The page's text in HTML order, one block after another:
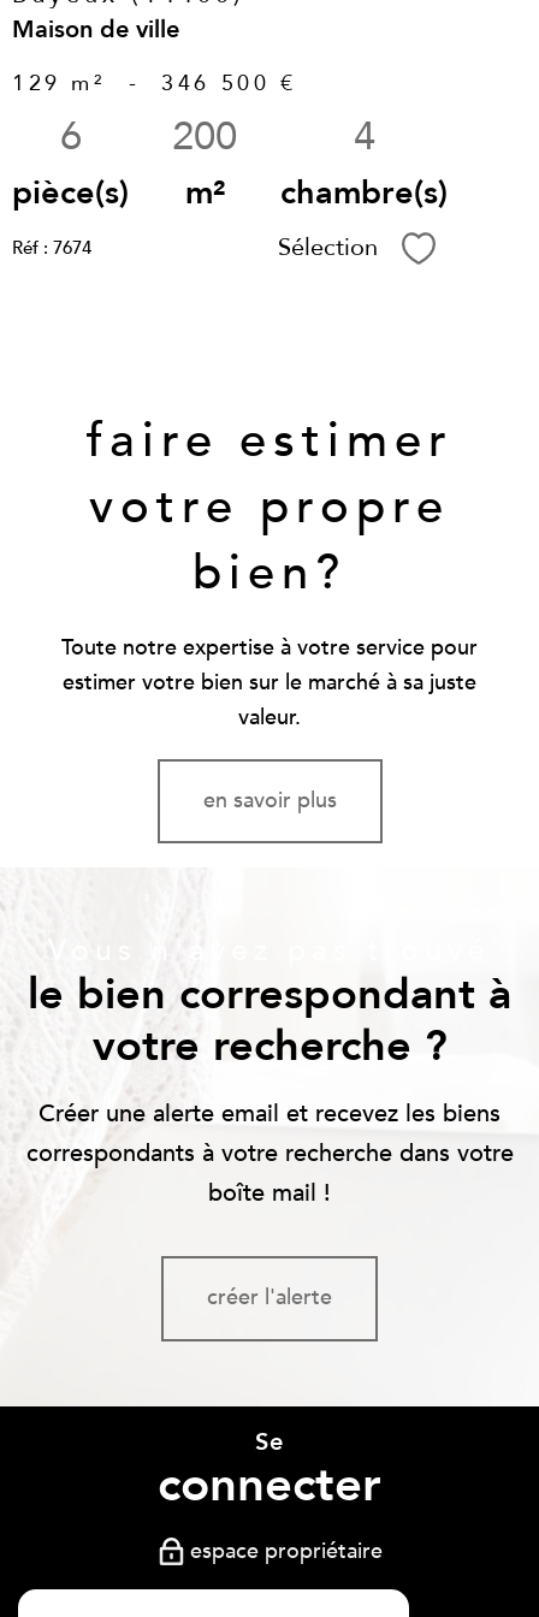
Maison de ville
129 m² - 346 500 €
6
pièce(s)
200
m²
4
chambre(s)
Réf : 7674 Sélection
faire estimer
votre propre
bien?
Toute notre expertise à votre service pour
estimer votre bien sur le marché à sa juste
valeur.
en savoir plus
Vous n'avez pas trouvé
le bien correspondant à
votre recherche ?
Créer une alerte email et recevez les biens
correspondants à votre recherche dans votre
boîte mail !
créer l'alerte
Se
connecter
espace propriétaire